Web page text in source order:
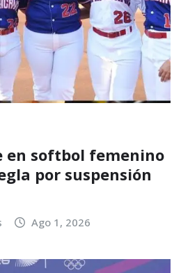
en softbol femenino
por suspensión
Ago 1, 2026